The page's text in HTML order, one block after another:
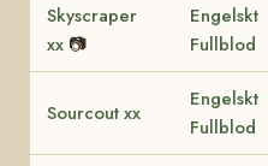
Skyscraper
xx 📷
Engelskt
Fullblod
Sourcout xx
Engelskt
Fullblod